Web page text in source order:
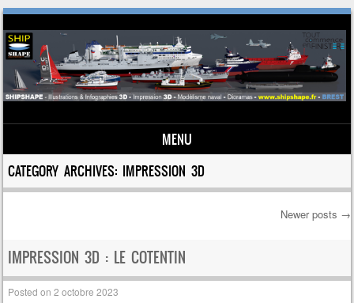
MENU
Skip to content
CATEGORY ARCHIVES: IMPRESSION 3D
Post navigation
Newer posts →
IMPRESSION 3D : LE COTENTIN
Posted on2 octobre 2023